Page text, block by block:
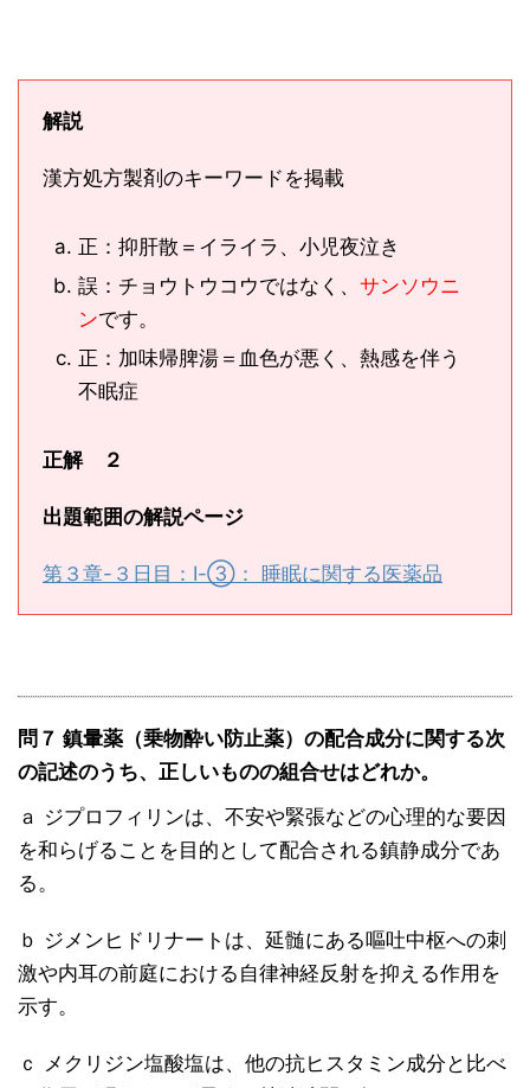
解説
漢方処方製剤のキーワードを掲載
正：抑肝散＝イライラ、小児夜泣き
誤：チョウトウコウではなく、 サンソウニ
ンです。
正：加味帰脾湯＝血色が悪く、熱感を伴う
不眠症
正解 ２
出題範囲の解説ページ
第３章-３日目：Ⅰ-③： 睡眠に関する医薬品
問７ 鎮暈薬（乗物酔い防止薬）の配合成分に関する次
の記述のうち、正しいものの組合せはどれか。
ａ ジプロフィリンは、不安や緊張などの心理的な要因
を和らげることを目的として配合される鎮静成分であ
る。
ｂ ジメンヒドリナートは、延髄にある嘔吐中枢への刺
激や内耳の前庭における自律神経反射を抑える作用を
示す。
ｃ メクリジン塩酸塩は、他の抗ヒスタミン成分と比べ